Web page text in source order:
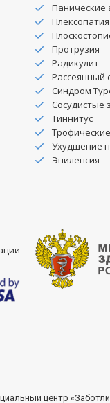
Панические
Плексопатия
Протрузия
Радикулит
Рассеянный
Синдром
Сосудистые
Тиннитус
Ухудшение
Эпилепсия
центр